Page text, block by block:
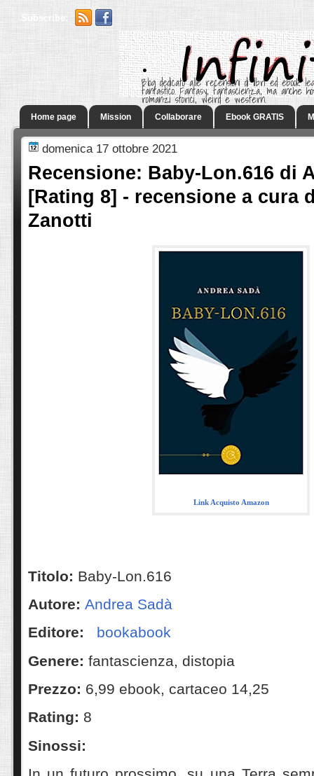
Subscribe:
.
Blog dedicato alle recensioni di libri ed ebook
fantastico. Fantasy, fantascienza, ma anche
romanzi storici, weird e western.
Home page Mission Collaborare Ebook GRATIS
domenica 17 ottobre 2021
Recensione: Baby-Lon.616 di
[Rating 8] - recensione a cura
Zanotti
Link Acquisto Amazon
Titolo: Baby-Lon.616
Autore: Andrea Sadà
Editore:
bookabook
Genere: fantascienza, distopia
Prezzo: 6,99 ebook, cartaceo 14,25
Rating: 8
Sinossi: